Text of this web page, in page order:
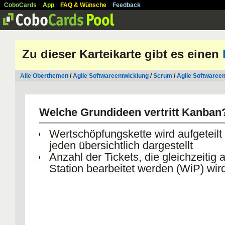
CoboCards App FAQ & Wünsche Feedback
Zu dieser Karteikarte gibt es einen
Alle Oberthemen /Agile Softwareentwicklung /Scrum /Agile
Welche Grundideen vertritt
Wertschöpfungskette wird aufgeteilt
jeden übersichtlich dargestellt
Anzahl der Tickets, die gleichzeitig
Station bearbeitet werden (WiP)